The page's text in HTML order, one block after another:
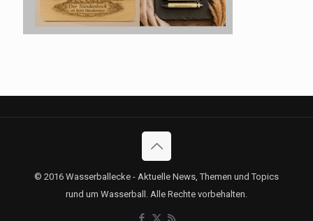
© 2016 Wasserballecke - Aktuelle News, Themen und Topics
rund um Wasserball. Alle Rechte vorbehalten.